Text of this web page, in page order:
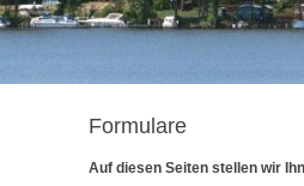
Formulare
Auf diesen Seiten stellen wir